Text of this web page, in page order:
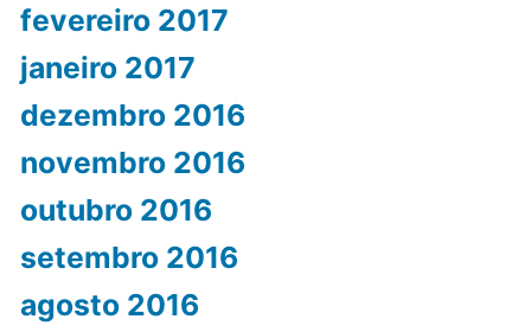
fevereiro 2017
janeiro 2017
dezembro 2016
novembro 2016
outubro 2016
setembro 2016
agosto 2016